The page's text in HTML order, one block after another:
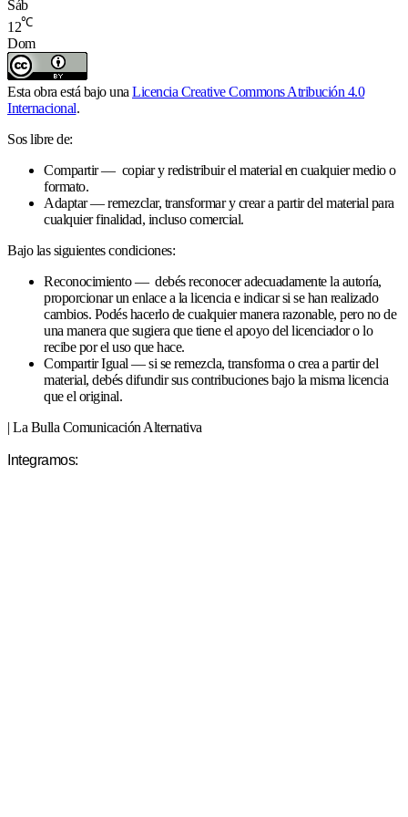
Sáb
12℃
Dom
Esta obra está bajo una Licencia Creative Commons Atribución 4.0
Internacional.
Sos libre de:
Compartir — copiar y redistribuir el material en cualquier medio o
formato.
Adaptar — remezclar, transformar y crear a partir del material para
cualquier finalidad, incluso comercial.
Bajo las siguientes condiciones:
Reconocimiento — debés reconocer adecuadamente la autoría,
proporcionar un enlace a la licencia e indicar si se han realizado
cambios. Podés hacerlo de cualquier manera razonable, pero no de
una manera que sugiera que tiene el apoyo del licenciador o lo
recibe por el uso que hace.
Compartir Igual — si se remezcla, transforma o crea a partir del
material, debés difundir sus contribuciones bajo la misma licencia
que el original.
| La Bulla Comunicación Alternativa
Integramos: